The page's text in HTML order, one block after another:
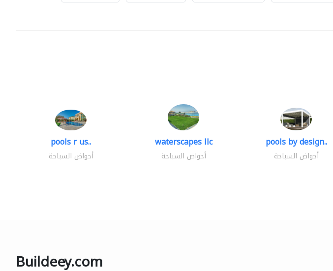
pools r us..
أحواض السباحة
waterscapes llc
أحواض السباحة
pools by design..
أحواض السباحة
Buildeey.com